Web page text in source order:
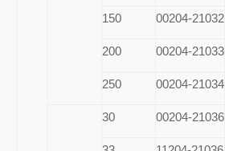
150 00204-21032
200 00204-21033
250 00204-21034
30 00204-21036